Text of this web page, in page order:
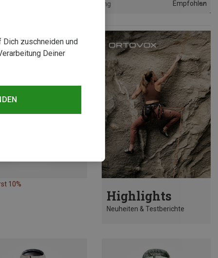
Sortierung Empfohlen
10%
Highlights
Neuheiten & Testberichte
zuschneiden und
Deiner